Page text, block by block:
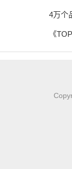
4万个
《